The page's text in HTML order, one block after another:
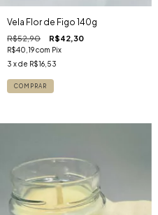
Vela Flor de Figo 140g
R$52,90 R$42,30
R$40,19com Pix
3 x de R$16,53